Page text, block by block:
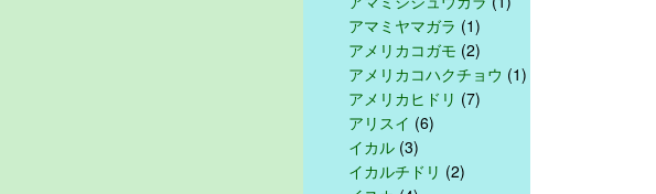
アマミヤマガラ (1)
アメリカコガモ (2)
アメリカコハクチョウ (1)
アメリカヒドリ (7)
アリスイ (6)
イカル (3)
イカルチドリ (2)